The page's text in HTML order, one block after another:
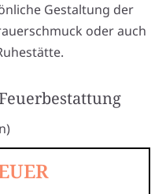
Gestaltung der
oder auch